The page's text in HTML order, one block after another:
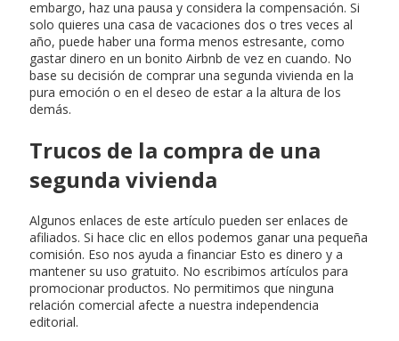
embargo, haz una pausa y considera la compensación. Si
solo quieres una casa de vacaciones dos o tres veces al
año, puede haber una forma menos estresante, como
gastar dinero en un bonito Airbnb de vez en cuando. No
base su decisión de comprar una segunda vivienda en la
pura emoción o en el deseo de estar a la altura de los
demás.
Trucos de la compra de una
segunda vivienda
Algunos enlaces de este artículo pueden ser enlaces de
afiliados. Si hace clic en ellos podemos ganar una pequeña
comisión. Eso nos ayuda a financiar Esto es dinero y a
mantener su uso gratuito. No escribimos artículos para
promocionar productos. No permitimos que ninguna
relación comercial afecte a nuestra independencia
editorial.